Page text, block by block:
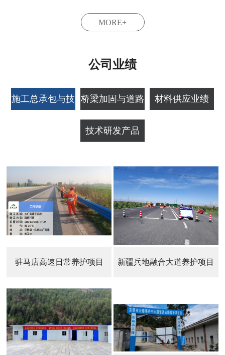
MORE+
公司业绩
施工总承包与技 桥梁加固与道路
维修项目
材料供应业绩
技术研发产品
驻马店高速日常养护项目 新疆兵地融合大道养护项目